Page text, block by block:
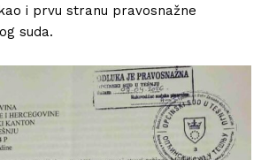
i prvu stranu pravosnažne
suda.